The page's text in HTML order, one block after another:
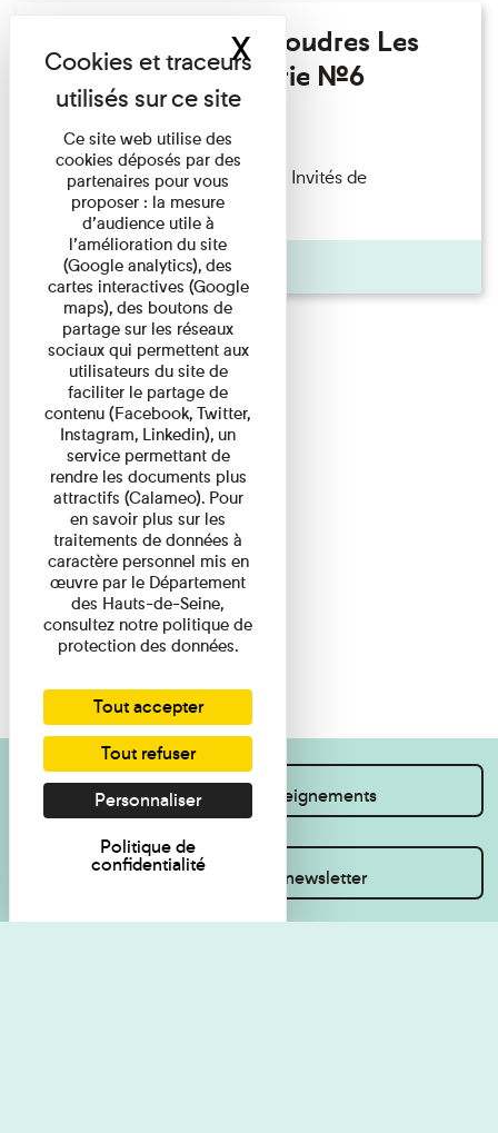
Fanny Taillandier - Foudres Les
Invités de l’Imprimerie n°6
Lecture
Fanny Taillandier – Foudres Les Invités de
l’Imprimerie n°6 Lecture ...
Pages
Je souhaite des renseignements
Inscrivez-vous à la newsletter
Ce site web utilise des
cookies déposés par des
partenaires pour vous
proposer : la mesure
d’audience utile à
l’amélioration du site
(Google analytics), des
cartes interactives (Google
maps), des boutons de
partage sur les réseaux
sociaux qui permettent aux
utilisateurs du site de
faciliter le partage de
contenu (Facebook, Twitter,
Instagram, Linkedin), un
service permettant de
rendre les documents plus
attractifs (Calameo). Pour
en savoir plus sur les
traitements de données à
caractère personnel mis en
œuvre par le Département
des Hauts-de-Seine,
consultez notre politique de
protection des données.
Tout accepter
Tout refuser
Personnaliser
Politique de
confidentialité
XMasquer le